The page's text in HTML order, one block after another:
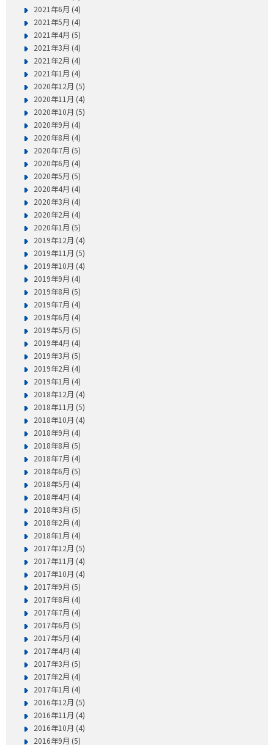
2021年6月 (4)
2021年5月 (4)
2021年4月 (5)
2021年3月 (4)
2021年2月 (4)
2021年1月 (4)
2020年12月 (5)
2020年11月 (4)
2020年10月 (5)
2020年9月 (4)
2020年8月 (4)
2020年7月 (5)
2020年6月 (4)
2020年5月 (5)
2020年4月 (4)
2020年3月 (4)
2020年2月 (4)
2020年1月 (5)
2019年12月 (4)
2019年11月 (5)
2019年10月 (4)
2019年9月 (4)
2019年8月 (5)
2019年7月 (4)
2019年6月 (4)
2019年5月 (5)
2019年4月 (4)
2019年3月 (5)
2019年2月 (4)
2019年1月 (4)
2018年12月 (4)
2018年11月 (5)
2018年10月 (4)
2018年9月 (4)
2018年8月 (5)
2018年7月 (4)
2018年6月 (5)
2018年5月 (4)
2018年4月 (4)
2018年3月 (5)
2018年2月 (4)
2018年1月 (4)
2017年12月 (5)
2017年11月 (4)
2017年10月 (4)
2017年9月 (5)
2017年8月 (4)
2017年7月 (4)
2017年6月 (5)
2017年5月 (4)
2017年4月 (4)
2017年3月 (5)
2017年2月 (4)
2017年1月 (4)
2016年12月 (5)
2016年11月 (4)
2016年10月 (4)
2016年9月 (5)